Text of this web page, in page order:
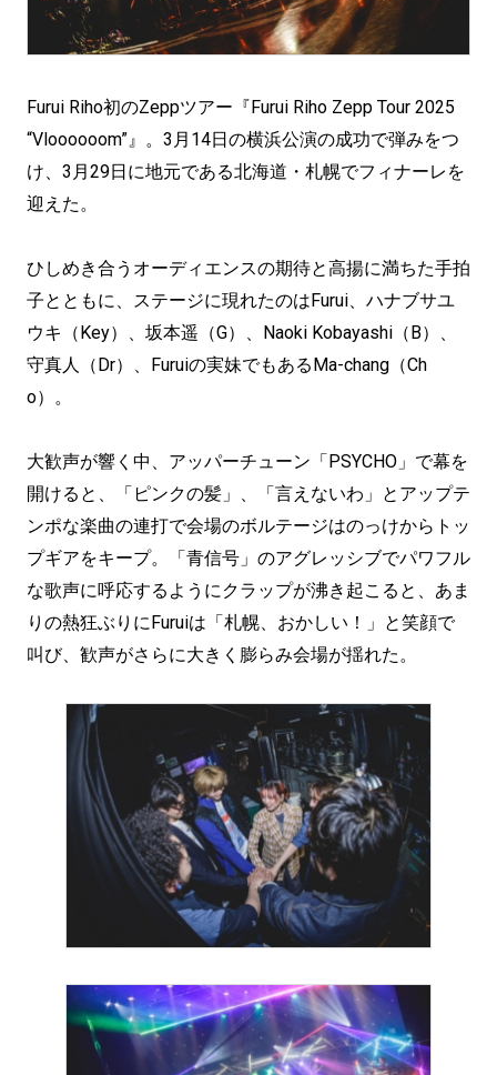
Furui Riho初のZeppツアー『Furui Riho Zepp Tour 2025
“Vloooooom”』。3月14日の横浜公演の成功で弾みをつ
け、3月29日に地元である北海道・札幌でフィナーレを
迎えた。
ひしめき合うオーディエンスの期待と高揚に満ちた手拍
子とともに、ステージに現れたのはFurui、ハナブサユ
ウキ（Key）、坂本遥（G）、Naoki Kobayashi（B）、
守真人（Dr）、Furuiの実妹でもあるMa-chang（Ch
o）。
大歓声が響く中、アッパーチューン「PSYCHO」で幕を
開けると、「ピンクの髪」、「言えないわ」とアップテ
ンポな楽曲の連打で会場のボルテージはのっけからトッ
プギアをキープ。「青信号」のアグレッシブでパワフル
な歌声に呼応するようにクラップが沸き起こると、あま
りの熱狂ぶりにFuruiは「札幌、おかしい！」と笑顔で
叫び、歓声がさらに大きく膨らみ会場が揺れた。